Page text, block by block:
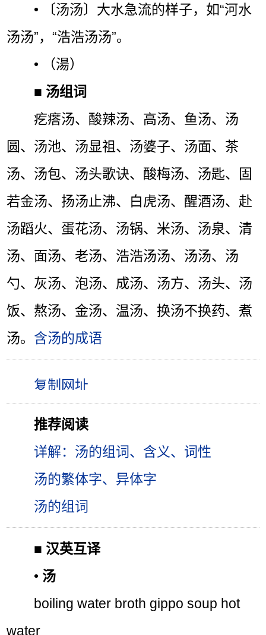
• 〔汤汤〕大水急流的样子，如“河水
汤汤”，“浩浩汤汤”。
• （湯）
■ 汤组词
疙瘩汤、酸辣汤、高汤、鱼汤、汤
圆、汤池、汤显祖、汤婆子、汤面、茶
汤、汤包、汤头歌诀、酸梅汤、汤匙、固
若金汤、扬汤止沸、白虎汤、醒酒汤、赴
汤蹈火、蛋花汤、汤锅、米汤、汤泉、清
汤、面汤、老汤、浩浩汤汤、汤汤、汤
勺、灰汤、泡汤、成汤、汤方、汤头、汤
饭、熬汤、金汤、温汤、换汤不换药、煮
汤。 含汤的成语
推荐阅读
详解：汤的组词、含义、词性
汤的繁体字、异体字
汤的组词
■ 汉英互译
• 汤
boiling water broth gippo soup hot
water